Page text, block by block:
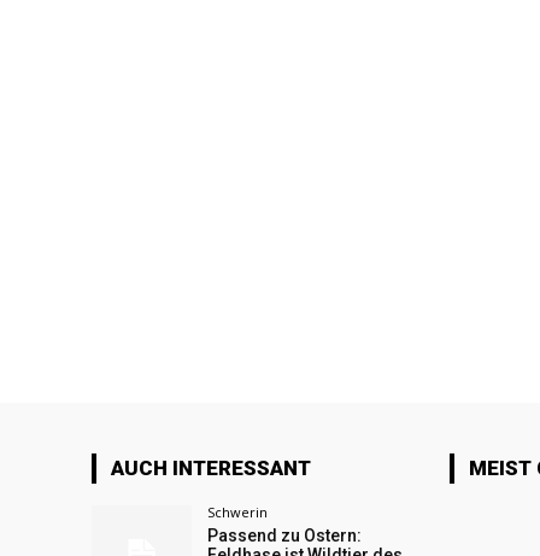
AUCH INTERESSANT
Schwerin
Passend zu Ostern:
MEIST